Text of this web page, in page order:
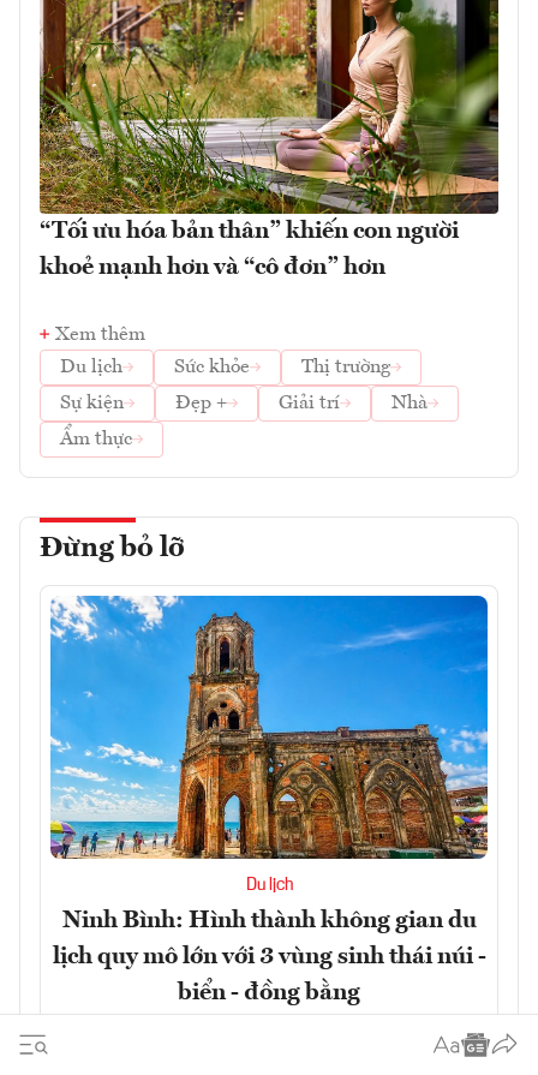
“Tối ưu hóa bản thân” khiến con người
khoẻ mạnh hơn và “cô đơn” hơn
Xem thêm
Du lịch
Sức khỏe
Thị trường
Sự kiện
Đẹp + Giải trí
Nhà
Ẩm thực
Đừng bỏ lỡ
Du lịch
Ninh Bình: Hình thành không gian du
lịch quy mô lớn với 3 vùng sinh thái núi -
biển - đồng bằng